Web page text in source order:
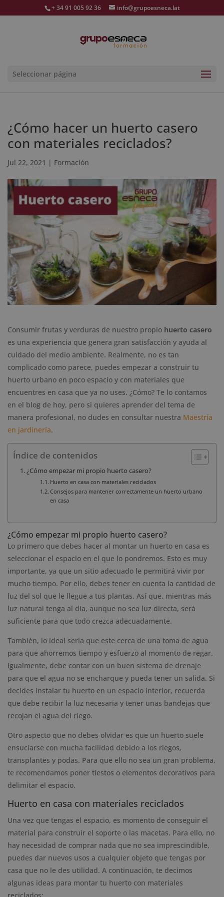
+ 34 91 005 92 36 info@grupoesneca.lat
Seleccionar página
¿Cómo hacer un huerto casero
con materiales reciclados?
Jul 22, 2021 | Formación
Consumir frutas y verduras de nuestro propio huerto casero
es una experiencia que genera gran satisfacción y ayuda al
cuidado del medio ambiente. Realmente, no es tan
complicado como parece, puedes empezar a construir tu
huerto urbano en poco espacio y con materiales que
encuentres en casa que ya no uses. ¿Cómo? Te lo contamos
en el blog de hoy, pero si quieres aprender del tema de
manera profesional, no dudes en consultar nuestra Maestría
en jardinería.
Índice de contenidos
¿Cómo empezar mi propio huerto casero?
Huerto en casa con materiales reciclados
Consejos para mantener correctamente un huerto urbano
en casa
¿Cómo empezar mi propio huerto casero?
Lo primero que debes hacer al montar un huerto en casa es
seleccionar el espacio en el que lo pondremos. Esto es muy
importante, ya que un sitio adecuado le permitirá vivir por
mucho tiempo. Por ello, debes tener en cuenta la cantidad de
luz del sol que le llegue a tus plantas. Así que, mientras más
luz natural tenga al día, aunque no sea luz directa, será
suficiente para que todo crezca adecuadamente.
También, lo ideal sería que este cerca de una toma de agua
para que ahorremos tiempo y esfuerzo al momento de regar.
Igualmente, debe contar con un buen sistema de drenaje
para que el agua no se encharque y pueda tener un salida. Si
decides instalar tu huerto en un espacio interior, recuerda
que debe recibir la luz necesaria y tener unas bandejas que
recojan el agua del riego.
Otro aspecto que no debes olvidar es que un huerto suele
ensuciarse con mucha facilidad debido a los riegos,
transplantes y podas. Para que ello no sea un gran problema,
te recomendamos poner tiestos o elementos decorativos para
delimitar el espacio.
Huerto en casa con materiales reciclados
Una vez que tengas el espacio, es momento de conseguir el
material para construir el soporte o las macetas. Para ello, no
hay necesidad de comprar nada que no sea imprescindible,
puedes dar nuevos usos a cualquier objeto que tengas por
casa que no le des utilidad. A continuación, te decimos
algunas ideas para montar tu huerto con materiales